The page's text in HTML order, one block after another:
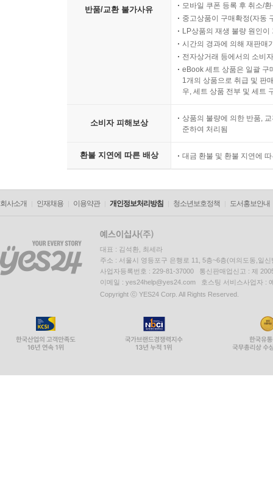
반품/교환 불가사유
모바일 쿠폰 등록 후 취소/
중고상품이 구매확정(자동
LP상품의 재생 불량 원인
시간의 경과에 의해 재판매
전자상거래 등에서의 소비
eBook 세트 상품은 일괄 구
1개의 상품으로 취급 및 판
우, 세트 상품 전부 및 세트
소비자 피해보상
상품의 불량에 의한 반품,
준하여 처리됨
환불 지연에 따른 배상 대금 환불 및 환불 지연에
회사소개 인재채용 이용약관 개인정보처리방침 청소년보호정책 도서홍보안내
대표 : 김석환, 최세라
주소 : 서울시 영등포구 은행로 11, 5층~6층(여의도동,일신
사업자등록번호 : 229-81-37000 통신판매업신고 : 제
이메일 : yes24help@yes24.com 호스팅 서비스사업자 :
Copyright ⓒ YES24 Corp. All Rights Reserved.